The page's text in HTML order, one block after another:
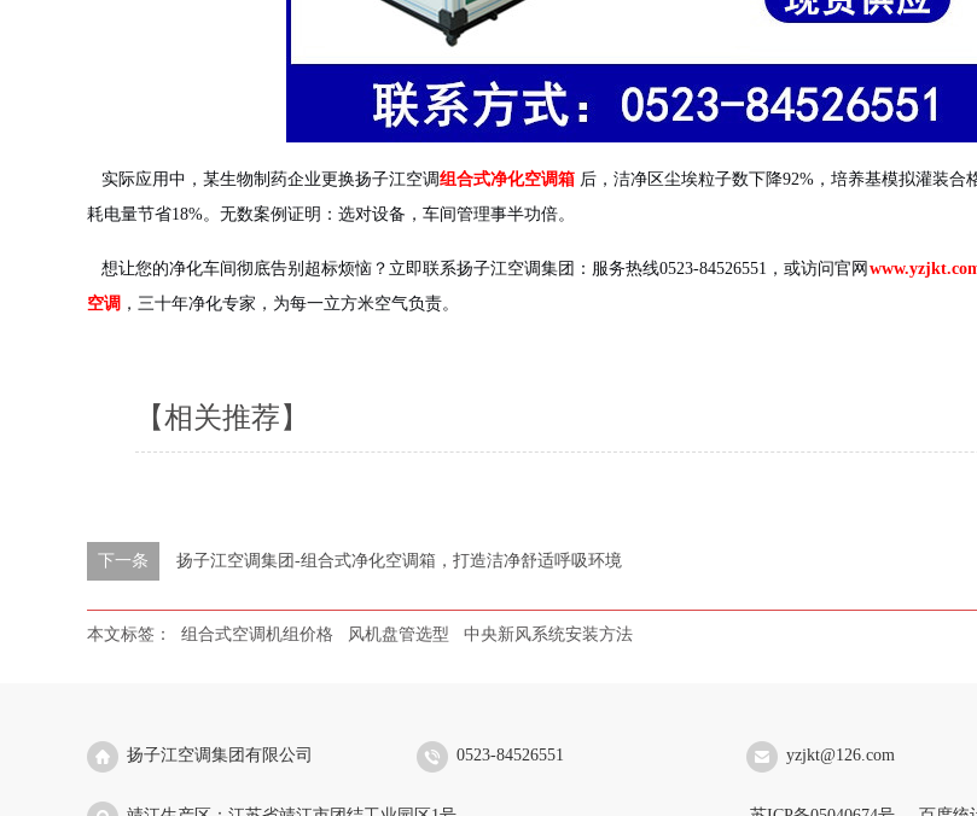
实际应用中，某生物制药企业更换扬子江空调组合式净化空调箱 后，洁净区尘埃粒子数下降92%，培养基模拟灌装合
耗电量节省18%。无数案例证明：选对设备，车间管理事半功倍。
想让您的净化车间彻底告别超标烦恼？立即联系扬子江空调集团：服务热线0523-84526551，或访问官网
空调 ，三十年净化专家，为每一立方米空气负责。
【相关推荐】
下一条 扬子江空调集团-组合式净化空调箱，打造洁净舒适呼吸环境
本文标签： 组合式空调机组价格 风机盘管选型 中央新风系统安装方法
扬子江空调集团有限公司 0523-84526551 yzjkt@126.com